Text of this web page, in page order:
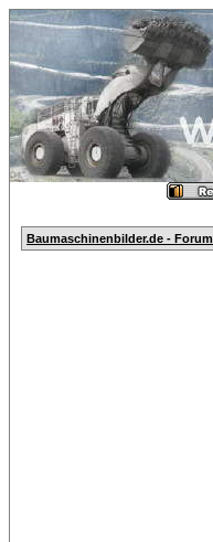
Baumaschinenbilder.de - Forum